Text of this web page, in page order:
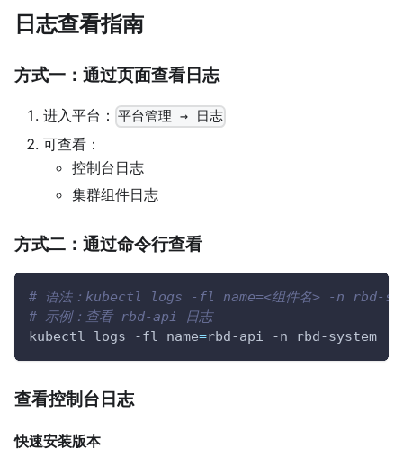
日志查看指南
方式一：通过页面查看日志
进入平台： 平台管理 → 日志
可查看：
控制台日志
集群组件日志
方式二：通过命令行查看
# 语法：kubectl logs -fl name=<组件名> -n rbd-
# 示例：查看 rbd-api 日志
kubectl logs
-fl name=rbd-api -n rbd-system
查看控制台日志
快速安装版本